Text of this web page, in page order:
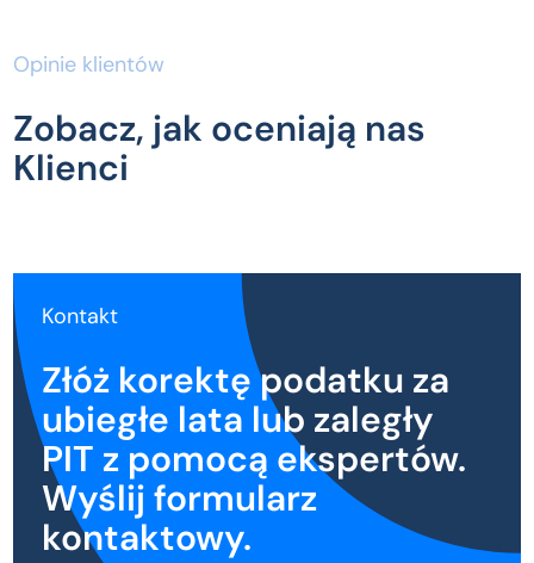
Opinie klientów
Zobacz, jak oceniają nas
Klienci
Kontakt
Złóż korektę podatku za
ubiegłe lata lub zaległy
PIT z pomocą ekspertów.
Wyślij formularz
kontaktowy.